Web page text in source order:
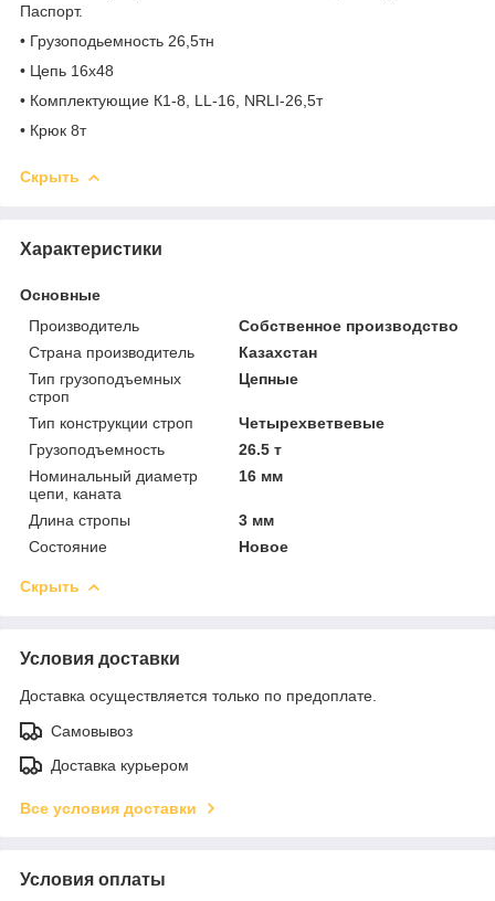
Паспорт.
• Грузоподьемность 26,5тн
• Цепь 16х48
• Комплектующие К1-8, LL-16, NRLI-26,5т
• Крюк 8т
Скрыть
Характеристики
Основные
Производитель
Собственное производство
Страна производитель
Казахстан
Тип грузоподъемных
строп
Цепные
Тип конструкции строп
Четырехветвевые
Грузоподъемность
26.5 т
Номинальный диаметр
цепи, каната
16 мм
Длина стропы
3 мм
Состояние
Новое
Скрыть
Условия доставки
Доставка осуществляется только по предоплате.
Самовывоз
Доставка курьером
Все условия доставки
Условия оплаты